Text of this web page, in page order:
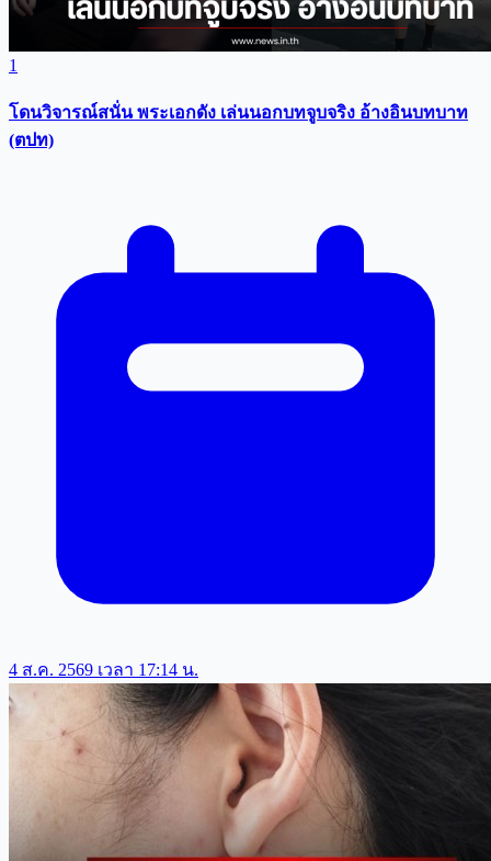
1
โดนวิจารณ์สนั่น พระเอกดัง เล่นนอกบทจูบจริง อ้างอินบทบาท
(ตปท)
4 ส.ค. 2569 เวลา 17:14 น.